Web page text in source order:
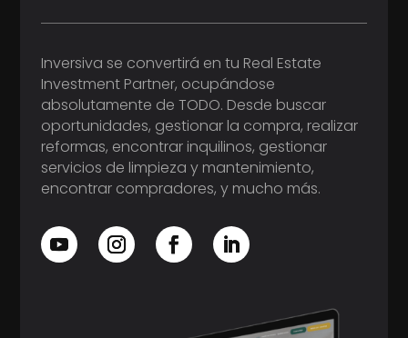
Inversiva se convertirá en tu Real Estate
Investment Partner, ocupándose
absolutamente de TODO. Desde buscar
oportunidades, gestionar la compra, realizar
reformas, encontrar inquilinos, gestionar
servicios de limpieza y mantenimiento,
encontrar compradores, y mucho más.